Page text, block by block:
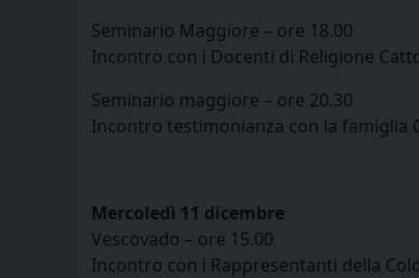
Seminario Maggiore – ore 18.00
Incontro con i Docenti di Religione
Seminario maggiore – ore 20.30
Incontro testimonianza con la famiglia
Mercoledì 11 dicembre
Vescovado – ore 15.00
Incontro con i Rappresentanti della